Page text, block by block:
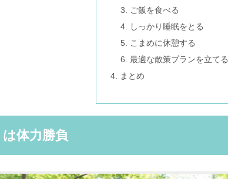
ご飯を食べる
しっかり睡眠をとる
こまめに休憩する
最適な散策プランを立てる
まとめ
体力勝負